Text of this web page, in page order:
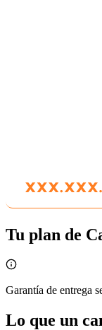
Tu plan de
Garantía de entrega
Lo que un